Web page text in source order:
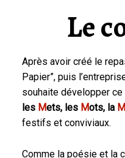
Le
Après avoir créé le
Papier”, puis
souhaite développer
les Mets, les Mots, la M
festifs et conviviaux.
Comme la poésie et la